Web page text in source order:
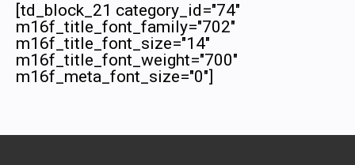
[td_block_21 category_id="74"
m16f_title_font_family="702"
m16f_title_font_size="14"
m16f_title_font_weight="700"
m16f_meta_font_size="0"]